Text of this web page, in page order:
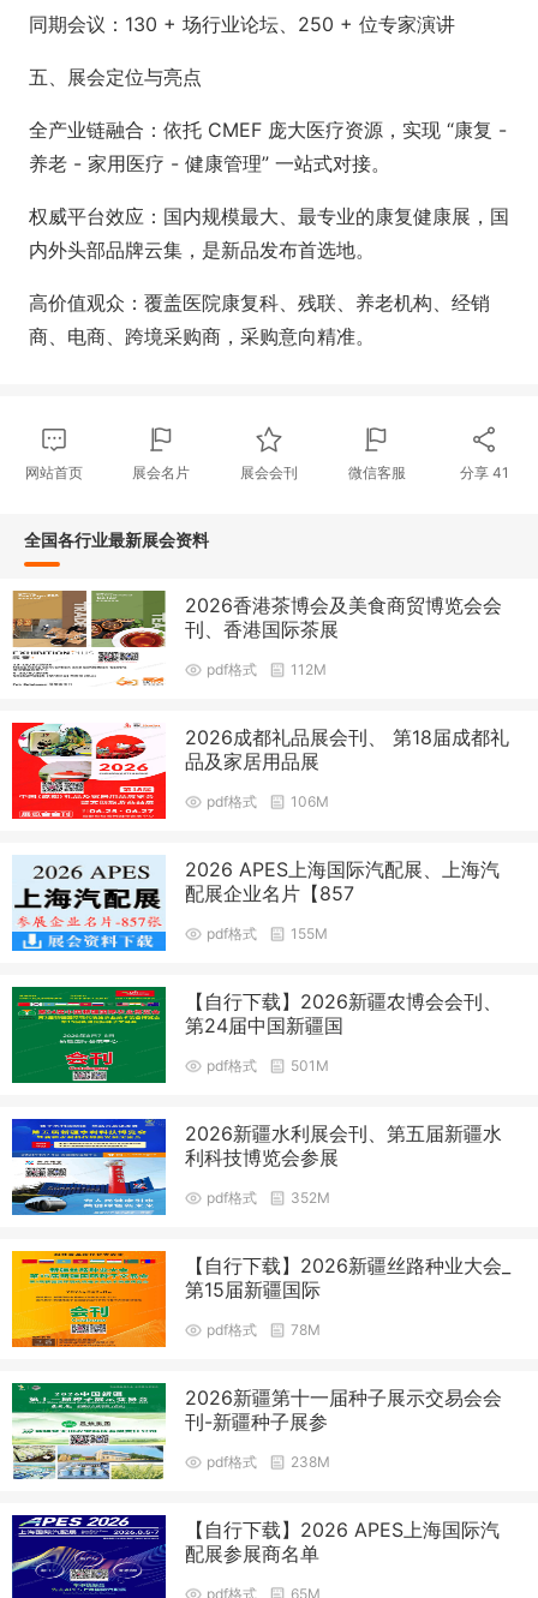
同期会议：130 + 场行业论坛、250 + 位专家演讲
五、展会定位与亮点
全产业链融合：依托 CMEF 庞大医疗资源，实现 “康复 -
养老 - 家用医疗 - 健康管理” 一站式对接。
权威平台效应：国内规模最大、最专业的康复健康展，国
内外头部品牌云集，是新品发布首选地。
高价值观众：覆盖医院康复科、残联、养老机构、经销
商、电商、跨境采购商，采购意向精准。
网站首页 展会名片 展会会刊 微信客服 分享 41
全国各行业最新展会资料
2026香港茶博会及美食商贸博览会会
刊、香港国际茶展
pdf格式 112M
2026成都礼品展会刊、 第18届成都礼
品及家居用品展
pdf格式 106M
2026 APES上海国际汽配展、上海汽
配展企业名片【857
pdf格式 155M
【自行下载】2026新疆农博会会刊、
第24届中国新疆国
pdf格式 501M
2026新疆水利展会刊、第五届新疆水
利科技博览会参展
pdf格式 352M
【自行下载】2026新疆丝路种业大会_
第15届新疆国际
pdf格式 78M
2026新疆第十一届种子展示交易会会
刊-新疆种子展参
pdf格式 238M
【自行下载】2026 APES上海国际汽
配展参展商名单
pdf格式 65M